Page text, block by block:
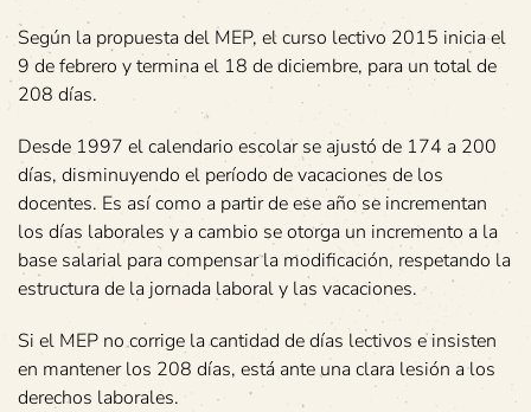
Según la propuesta del MEP, el curso lectivo 2015 inicia el
9 de febrero y termina el 18 de diciembre, para un total de
208 días.
Desde 1997 el calendario escolar se ajustó de 174 a 200
días, disminuyendo el período de vacaciones de los
docentes. Es así como a partir de ese año se incrementan
los días laborales y a cambio se otorga un incremento a la
base salarial para compensar la modificación, respetando la
estructura de la jornada laboral y las vacaciones.
Si el MEP no corrige la cantidad de días lectivos e insisten
en mantener los 208 días, está ante una clara lesión a los
derechos laborales.